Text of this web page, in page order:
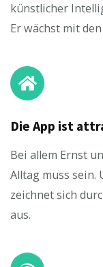
künstlicher
Er wächst mit
Die App ist
Bei allem Ernst
Alltag muss sein.
zeichnet sich
aus.